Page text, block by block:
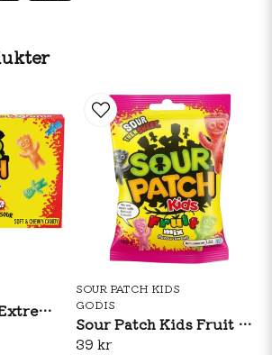
Sour Patch Kids Extreme Theatre Box 99g
SOUR PATCH KIDS
GODIS
Sour Patch Kids Fruit Mix 130g
39 kr
76,7g/Protein: 0g/Salt: 0,21g